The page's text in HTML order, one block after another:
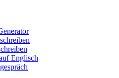
Englisch